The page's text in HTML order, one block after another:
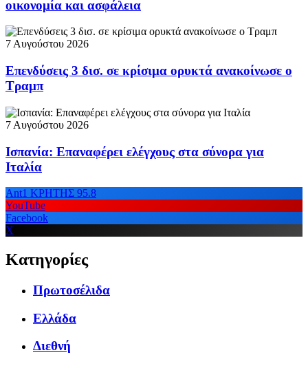
οικονομία και ασφάλεια
7 Αυγούστου 2026
Επενδύσεις 3 δισ. σε κρίσιμα ορυκτά ανακοίνωσε ο
Τραμπ
7 Αυγούστου 2026
Ισπανία: Επαναφέρει ελέγχους στα σύνορα για
Ιταλία
Ant1 ΚΡΗΤΗΣ 95.8
YouTube
Facebook
X
Κατηγορίες
Πρωτοσέλιδα
Ελλάδα
Διεθνή